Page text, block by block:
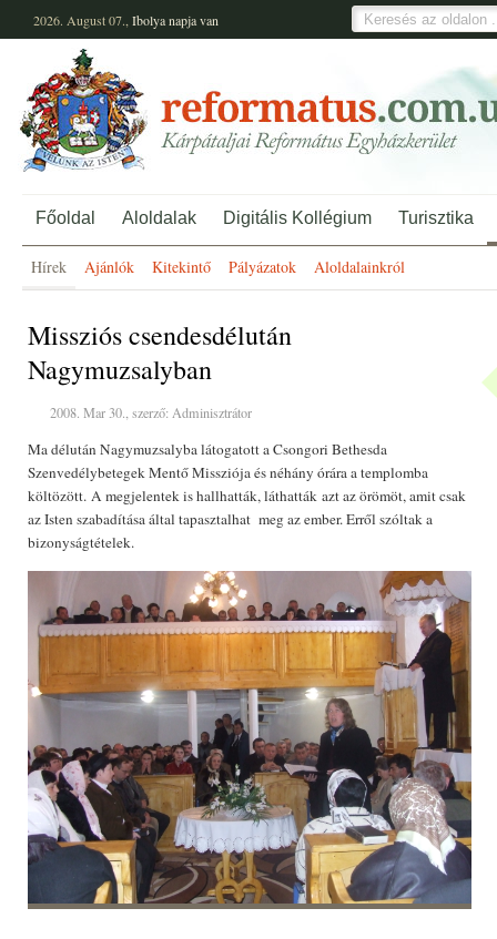
2026. August 07., Ibolyanapja van
Főoldal Aloldalak Digitális Kollégium Turisztika
Hírek Ajánlók Kitekintő Pályázatok Aloldalainkról
Missziós csendesdélután
Nagymuzsalyban
2008. Mar 30., szerző: Adminisztrátor
Ma délután Nagymuzsalyba látogatott a Csongori Bethesda
Szenvedélybetegek Mentő Missziója és néhány órára a templomba
költözött. A megjelentek is hallhatták, láthatták azt az örömöt, amit csak
az Isten szabadítása által tapasztalhat meg az ember. Erről szóltak a
bizonyságtételek.